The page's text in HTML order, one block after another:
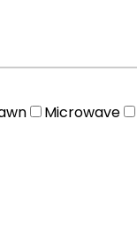
Microwave